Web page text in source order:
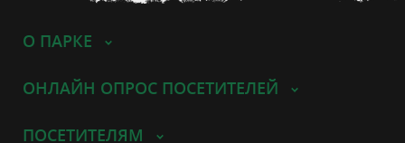
О ПАРКЕ
ОНЛАЙН ОПРОС ПОСЕТИТЕЛЕЙ
ПОСЕТИТЕЛЯМ